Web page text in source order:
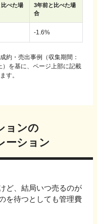
べた場
3年前と比べた場
合
-1.6%
約・売出事例（収集期間：
を基に、ページ上部に記載
す。
ョンの
ーション
ど、結局いつ売るのが
を待つとしても管理費